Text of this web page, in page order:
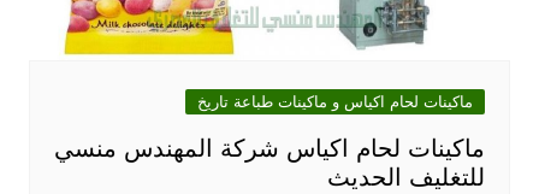
ماكينات لحام اكياس و ماكينات طباعة تاريخ
ماكينات لحام اكياس شركة المهندس منسي
للتغليف الحديث